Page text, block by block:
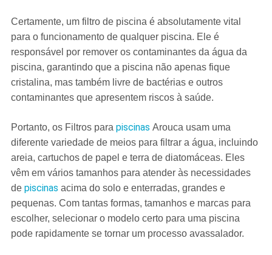
Certamente, um filtro de piscina é absolutamente vital
para o funcionamento de qualquer piscina. Ele é
responsável por remover os contaminantes da água da
piscina, garantindo que a piscina não apenas fique
cristalina, mas também livre de bactérias e outros
contaminantes que apresentem riscos à saúde.
Portanto, os Filtros para piscinas Arouca usam uma
diferente variedade de meios para filtrar a água, incluindo
areia, cartuchos de papel e terra de diatomáceas. Eles
vêm em vários tamanhos para atender às necessidades
de piscinas acima do solo e enterradas, grandes e
pequenas. Com tantas formas, tamanhos e marcas para
escolher, selecionar o modelo certo para uma piscina
pode rapidamente se tornar um processo avassalador.